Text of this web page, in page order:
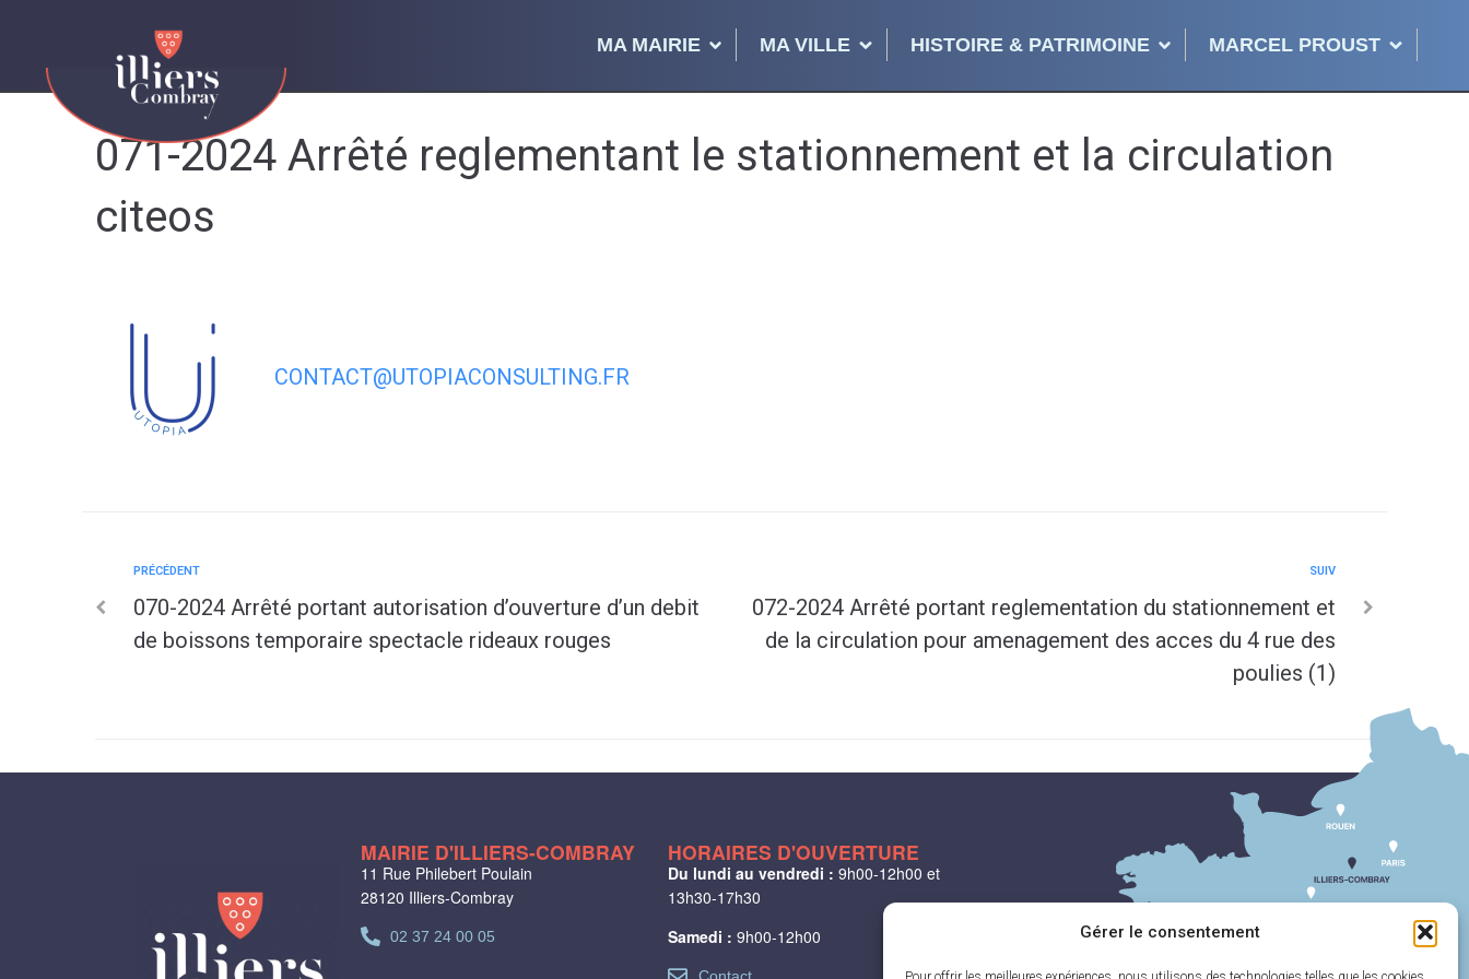
Gérer le consentement
MA MAIRIE MA VILLE HISTOIRE & PATRIMOINE MARCEL PROUST
071-2024 Arrêté reglementant le stationnement et la circulation
citeos
CONTACT@UTOPIACONSULTING.FR
PRÉCÉDENT
070-2024 Arrêté portant autorisation d’ouverture d’un debit
de boissons temporaire spectacle rideaux rouges
SUIV
072-2024 Arrêté portant reglementation du stationnement et
de la circulation pour amenagement des acces du 4 rue des
poulies (1)
HORAIRES D'OUVERTURE
Du lundi au vendredi : 9h00-12h00 et
13h30-17h30
Samedi : 9h00-12h00
Contact
MAIRIE D'ILLIERS-COMBRAY
11 Rue Philebert Poulain
28120 Illiers-Combray
02 37 24 00 05